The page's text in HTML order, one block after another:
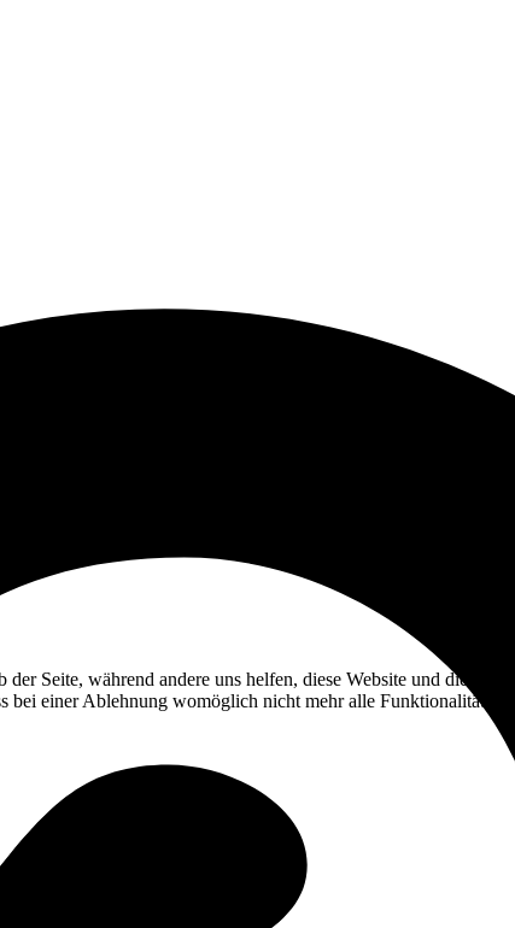
Seite, während andere uns helfen, diese Website und die
einer Ablehnung womöglich nicht mehr alle Funktionalitäten